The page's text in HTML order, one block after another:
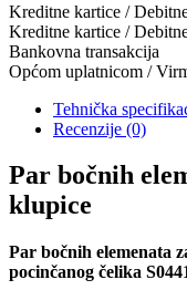
Kreditne kartice /
Kreditne kartice /
Bankovna transakcija
Općom uplatnicom /
Tehnička
Recenzije (0)
Par bočnih
klupice
Par bočnih elemenata
pocinčanog čelika